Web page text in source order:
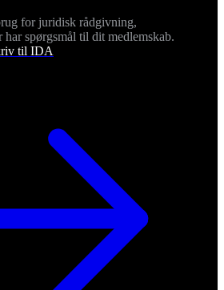
for juridisk rådgivning,
spørgsmål til dit medlemskab.
til IDA